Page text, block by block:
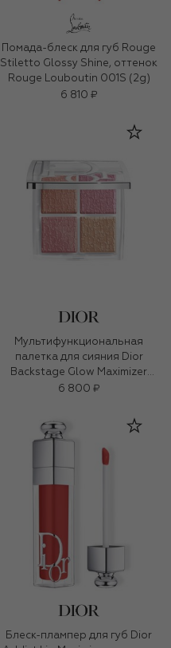
Помада-блеск для губ Rouge
Stiletto Glossy Shine, оттенок
Rouge Louboutin 001S (2g)
6 810 ₽
Мультифункциональная
палетка для сияния Dior
Backstage Glow Maximizer
Palette, оттенок 005 Sunlit
6 800 ₽
Блеск-плампер для губ Dior